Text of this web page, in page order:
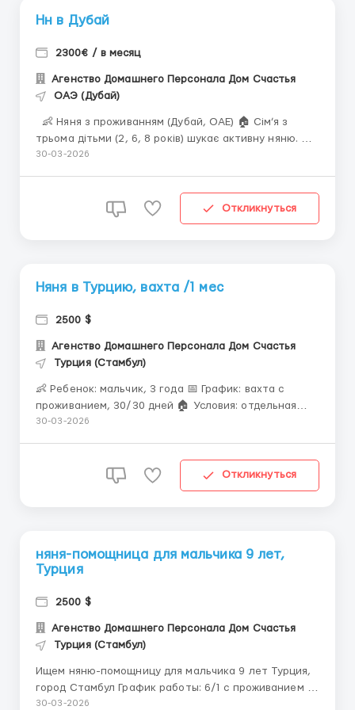
Нн в Дубай
2300€ / в месяц
Агенство Домашнего Персонала Дом Счастья
ОАЭ (Дубай)
трьома дітьми (2, 6, 8 років) шукає активну няню. 💵
Оплата: 2 300 $/міс 📅 Графік: 6/1, проживання та
Вимоги: Мінімум 3 рок...
30-03-2026
Откликнуться
Няня в Турцию, вахта /1 мес
2500 $
Агенство Домашнего Персонала Дом Счастья
Турция (Стамбул)
👶 Ребенок: мальчик, 3 года 📅 График: вахта с
проживанием, 30/30 дней 🏠 Условия: отдельная
комната, питание, перелет за счет семьи 🍼
опыт в семьях либо готовность пройти онлайн-
30-03-2026
Откликнуться
няня-помощница для мальчика 9 лет,
Турция
2500 $
Агенство Домашнего Персонала Дом Счастья
Турция (Стамбул)
Ищем няню-помощницу для мальчика 9 лет Турция,
город Стамбул График работы: 6/1 с проживанием и
питанием, контракт на год (оплачиваемый отпуск
30-03-2026